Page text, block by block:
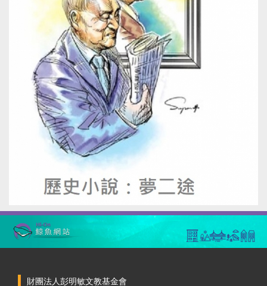
財團法人彭明敏文教基金會